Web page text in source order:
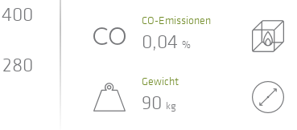
400
280
CO-Emissionen
0,04 %
Gewicht
90 kg